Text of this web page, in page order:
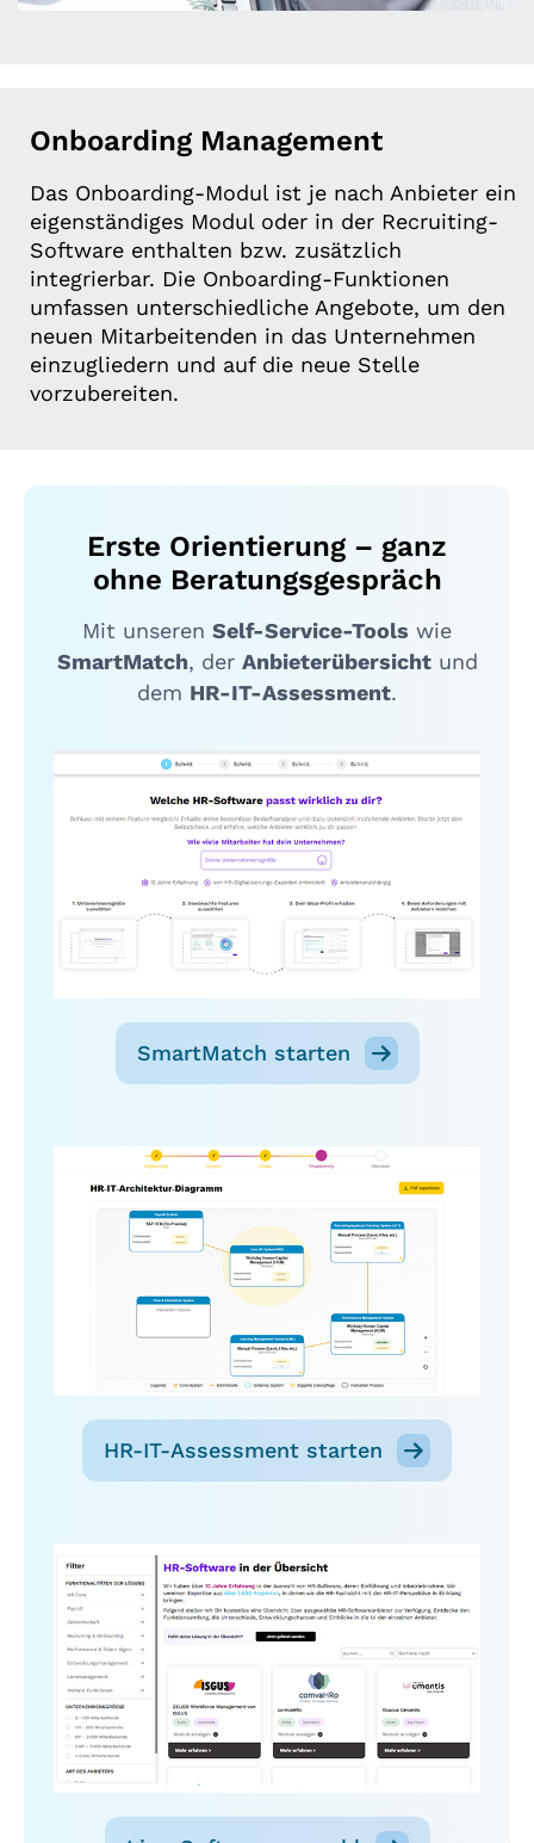
Onboarding Management
Das Onboarding-Modul ist je nach Anbieter ein
eigenständiges Modul oder in der Recruiting-
Software enthalten bzw. zusätzlich
integrierbar. Die Onboarding-Funktionen
umfassen unterschiedliche Angebote, um den
neuen Mitarbeitenden in das Unternehmen
einzugliedern und auf die neue Stelle
vorzubereiten.
Erste Orientierung – ganz
ohne Beratungsgespräch
Mit unseren Self-Service-Tools wie
SmartMatch, der Anbieterübersichtund
dem HR-IT-Assessment.
SmartMatch starten
HR-IT-Assessment starten